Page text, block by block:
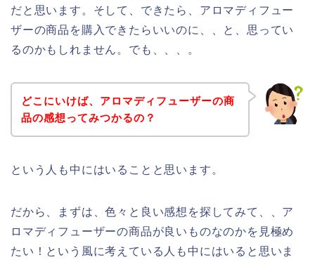
だと思います。そして、できたら、アロマディフュー
ザーの商品を購入できたらいいのに、、と、思ってい
るのかもしれません。でも、、、。
どこにいけば、アロマディフューザーの商
品の感想ってみつかるの？
という人も中にはいることと思います。
だから、まずは、色々と良い感想を探してみて、、ア
ロマディフューザーの商品が良いものなのかを見極め
たい！という風に考えている人も中にはいると思いま